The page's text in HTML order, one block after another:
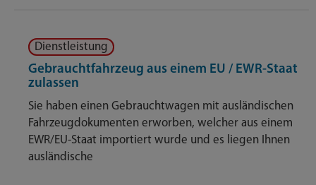
Dienstleistung
Gebrauchtfahrzeug aus einem EU / EWR-Staat
zulassen
Sie haben einen Gebrauchtwagen mit ausländischen
Fahrzeugdokumenten erworben, welcher aus einem
EWR/EU-Staat importiert wurde und es liegen Ihnen
ausländische